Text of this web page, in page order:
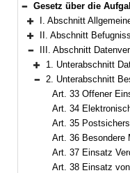
Bereich reduzieren
Gesetz über die Aufgaben und Befugnisse der Bayerischen Polizei
Bereich erweitern
I. Abschnitt
Bereich erweitern
II. Abschnitt
Bereich reduzieren
III. Abschnitt
Bereich erweitern
1. Unterabschnitt
Bereich reduzieren
2. Unterabschnitt Besondere
Art. 33 Offener
Art. 34
Art. 35
Art. 36 Besondere
Art. 37 Einsatz
Art. 38 Einsatz